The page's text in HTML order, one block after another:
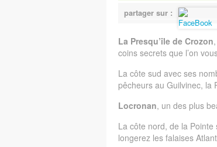
partager sur :
La Presqu’île de Crozon
coins secrets que l’on
La côte sud avec ses
pêcheurs au Guilvinec, la
Locronan, un des plus
La côte nord, de la Pointe
longerez les falaises